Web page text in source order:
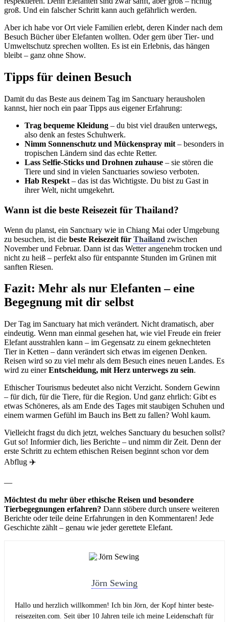
groß. Und ein falscher Schritt kann auch gefährlich werden.
Aber ich habe vor Ort viele Familien erlebt, deren Kinder nach dem
Besuch Bücher über Elefanten wollten. Oder gern über Tier- und
Umweltschutz sprechen wollten. Es ist ein Erlebnis, das hängen
bleibt – ganz ohne Show.
Tipps für deinen Besuch
Damit du das Beste aus deinem Tag im Sanctuary herausholen
kannst, hier noch ein paar Tipps aus eigener Erfahrung:
Trag bequeme Kleidung – du bist viel draußen unterwegs,
also denk an festes Schuhwerk.
Nimm Sonnenschutz und Mückenspray mit – besonders in
tropischen Ländern sind das echte Retter.
Lass Selfie-Sticks und Drohnen zuhause – sie stören die
Tiere und sind in vielen Sanctuaries sowieso verboten.
Hab Respekt – das ist das Wichtigste. Du bist zu Gast in
ihrer Welt, nicht umgekehrt.
Wann ist die beste Reisezeit für Thailand?
Wenn du planst, ein Sanctuary wie in Chiang Mai oder Umgebung
zu besuchen, ist die beste Reisezeit für Thailand zwischen
November und Februar. Dann ist das Wetter angenehm trocken und
nicht zu heiß – perfekt also für entspannte Stunden im Grünen mit
sanften Riesen.
Fazit: Mehr als nur Elefanten – eine
Begegnung mit dir selbst
Der Tag im Sanctuary hat mich verändert. Nicht dramatisch, aber
eindeutig. Wenn man einmal gesehen hat, wie viel Freude ein freier
Elefant ausstrahlen kann – im Gegensatz zu einem geknechteten
Tier in Ketten – dann verändert sich etwas im eigenen Denken.
Reisen wird so zu viel mehr als dem Besuch eines neuen Landes. Es
wird zu einerEntscheidung, mit Herz unterwegs zu sein.
Ethischer Tourismus bedeutet also nicht Verzicht. Sondern Gewinn
– für dich, für die Tiere, für die Region. Und ganz ehrlich: Gibt es
etwas Schöneres, als am Ende des Tages mit staubigen Schuhen und
einem warmen Gefühl im Bauch ins Bett zu fallen? Wohl kaum.
Vielleicht fragst du dich jetzt, welches Sanctuary du besuchen sollst?
Gut so! Informier dich, lies Berichte – und nimm dir Zeit. Denn der
erste Schritt zu echtem ethischen Reisen beginnt schon vor dem
Abflug ✈️
—
Möchtest du mehr über ethische Reisen und besondere
Tierbegegnungen erfahren? Dann stöbere durch unsere weiteren
Berichte oder teile deine Erfahrungen in den Kommentaren! Jede
Geschichte zählt – genau wie jeder gerettete Elefant.
Jörn Sewing
Hallo und herzlich willkommen! Ich bin Jörn, der Kopf hinter beste-
reisezeiten.com. Seit über 10 Jahren teile ich meine Leidenschaft für